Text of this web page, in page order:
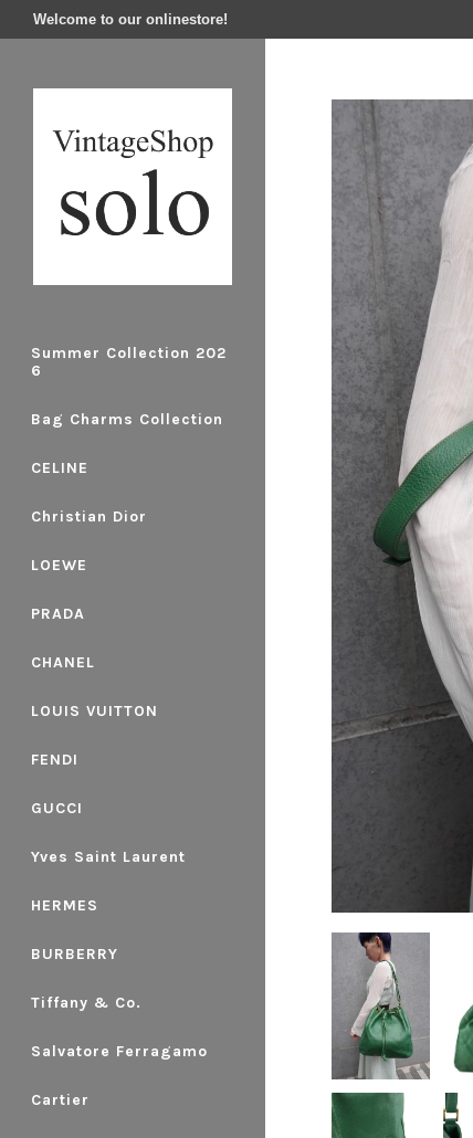
Welcome to our onlinestore!
Summer Collection 202
6
Bag Charms Collection
CELINE
Christian Dior
LOEWE
PRADA
CHANEL
LOUIS VUITTON
FENDI
GUCCI
Yves Saint Laurent
HERMES
BURBERRY
Tiffany & Co.
Salvatore Ferragamo
Cartier